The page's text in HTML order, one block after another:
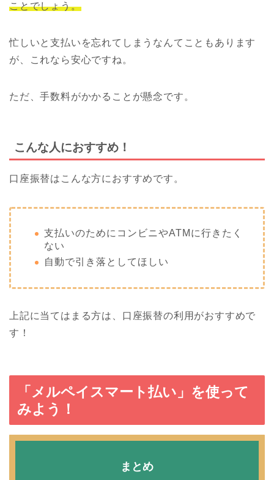
ことでしょう。
忙しいと支払いを忘れてしまうなんてこともあります
が、これなら安心ですね。
ただ、手数料がかかることが懸念です。
こんな人におすすめ！
口座振替はこんな方におすすめです。
支払いのためにコンビニやATMに行きたく
ない
自動で引き落としてほしい
上記に当てはまる方は、口座振替の利用がおすすめで
す！
「メルペイスマート払い」を使って
みよう！
まとめ